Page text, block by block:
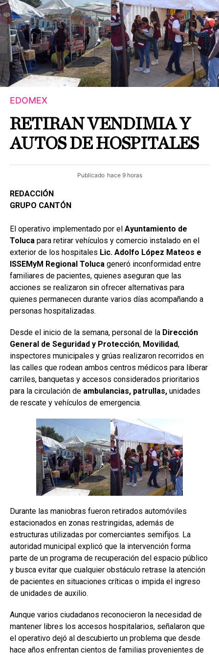
EDOMEX
RETIRAN VENDIMIA Y
AUTOS DE HOSPITALES
Publicado hace 9 horas
REDACCIÓN
GRUPO CANTÓN
El operativo implementado por el Ayuntamiento de
Toluca para retirar vehículos y comercio instalado en el
exterior de los hospitales Lic. Adolfo López Mateos e
ISSEMyM Regional Toluca generó inconformidad entre
familiares de pacientes, quienes aseguran que las
acciones se realizaron sin ofrecer alternativas para
quienes permanecen durante varios días acompañando a
personas hospitalizadas.
Desde el inicio de la semana, personal de la Dirección
General de Seguridad y Protección, Movilidad,
inspectores municipales y grúas realizaron recorridos en
las calles que rodean ambos centros médicos para liberar
carriles, banquetas y accesos considerados prioritarios
para la circulación de ambulancias, patrullas, unidades
de rescate y vehículos de emergencia.
Durante las maniobras fueron retirados automóviles
estacionados en zonas restringidas, además de
estructuras utilizadas por comerciantes semifijos. La
autoridad municipal explicó que la intervención forma
parte de un programa de recuperación del espacio público
y busca evitar que cualquier obstáculo retrase la atención
de pacientes en situaciones críticas o impida el ingreso
de unidades de auxilio.
Aunque varios ciudadanos reconocieron la necesidad de
mantener libres los accesos hospitalarios, señalaron que
el operativo dejó al descubierto un problema que desde
hace años enfrentan cientos de familias provenientes de